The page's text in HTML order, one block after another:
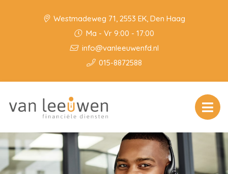
Westmadeweg 71, 2553 EK, Den Haag
Ma - Vr 9:00 - 17:00
info@vanleeuwenfd.nl
015-8872588